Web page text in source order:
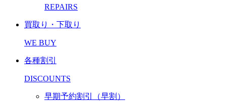
REPAIRS
買取り・下取り
WE BUY
各種割引
DISCOUNTS
早期予約割引（早割）